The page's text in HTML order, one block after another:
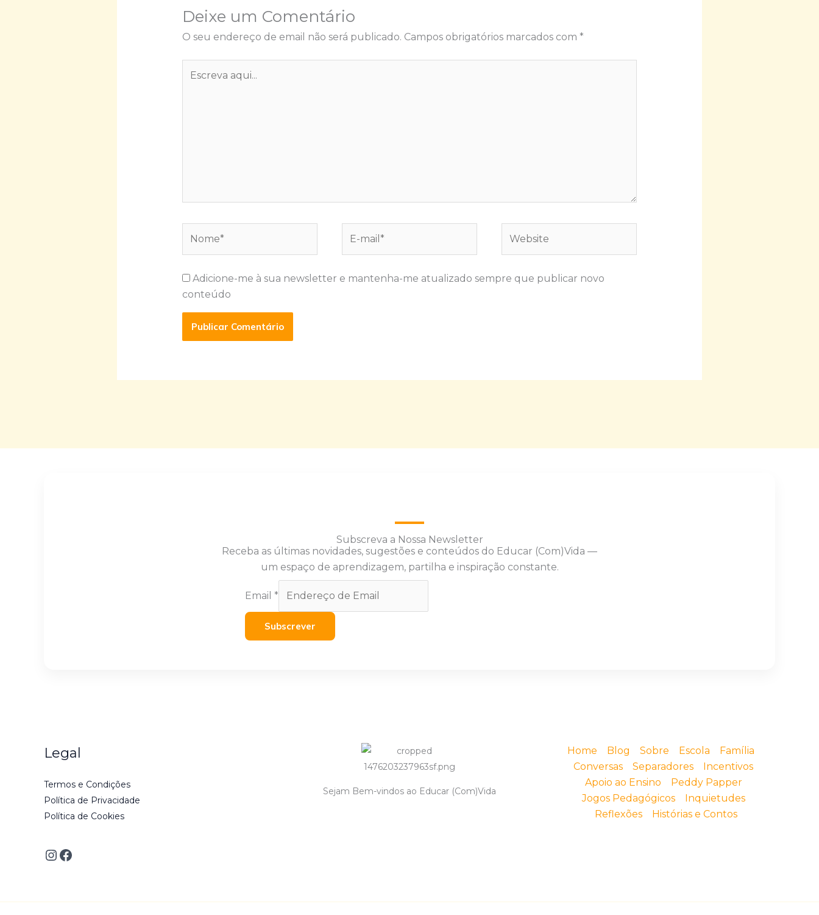
Deixe um Comentário
O seu endereço de email não será publicado. Campos obrigatórios marcados com *
aqui...
mail*
Adicione-me à sua newsletter e mantenha-me atualizado sempre que publicar novo
conteúdo
Subscreva a Nossa Newsletter
Receba as últimas novidades, sugestões e conteúdos do Educar (Com)Vida —
um espaço de aprendizagem, partilha e inspiração constante.
Email *
Subscrever
Legal
Termos e Condições
Política de Privacidade
Política de Cookies
Sejam Bem-vindos ao Educar (Com)Vida
Home Blog Sobre Escola
Família
Conversas
Separadores
Incentivos
Apoio ao Ensino
Peddy Papper
Jogos Pedagógicos
Inquietudes
Reflexões
Histórias e Contos